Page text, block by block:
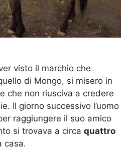
visto il marchio che
di Mongo, si misero in
che non riusciva a credere
Il giorno successivo l’uomo
raggiungere il suo amico
si trovava a circa quattro
casa.